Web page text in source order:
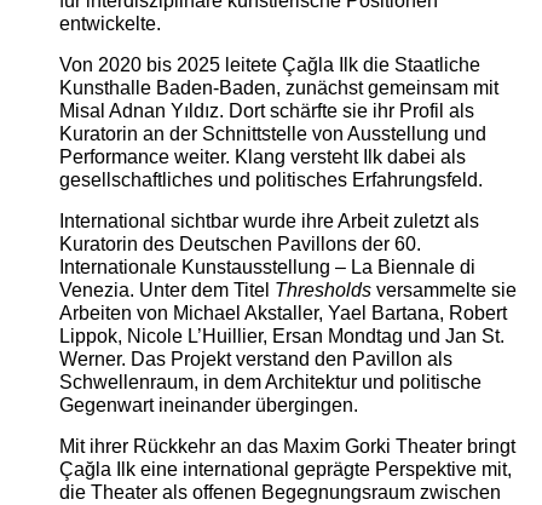
entwickelte.
Von 2020 bis 2025 leitete Çağla Ilk die Staatliche
Kunsthalle Baden-Baden, zunächst gemeinsam mit
Misal Adnan Yıldız. Dort schärfte sie ihr Profil als
Kuratorin an der Schnittstelle von Ausstellung und
Performance weiter. Klang versteht Ilk dabei als
gesellschaftliches und politisches Erfahrungsfeld.
International sichtbar wurde ihre Arbeit zuletzt als
Kuratorin des Deutschen Pavillons der 60.
Internationale Kunstausstellung – La Biennale di
Venezia. Unter dem Titel Thresholdsversammelte sie
Arbeiten von Michael Akstaller, Yael Bartana, Robert
Lippok, Nicole L’Huillier, Ersan Mondtag und Jan St.
Werner. Das Projekt verstand den Pavillon als
Schwellenraum, in dem Architektur und politische
Gegenwart ineinander übergingen.
Mit ihrer Rückkehr an das Maxim Gorki Theater bringt
Çağla Ilk eine international geprägte Perspektive mit,
die Theater als offenen Begegnungsraum zwischen